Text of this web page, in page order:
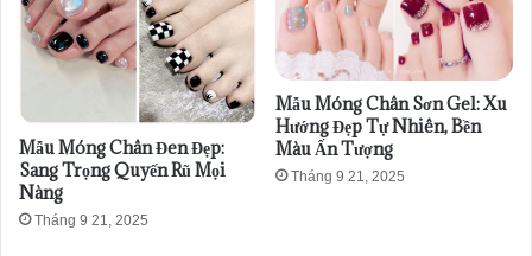
Mẫu Móng Chân Đen Đẹp:
Sang Trọng Quyến Rũ Mọi
Nàng
Tháng 9 21, 2025
Mẫu Móng Chân Sơn Gel: Xu
Hướng Đẹp Tự Nhiên, Bền
Màu Ấn Tượng
Tháng 9 21, 2025